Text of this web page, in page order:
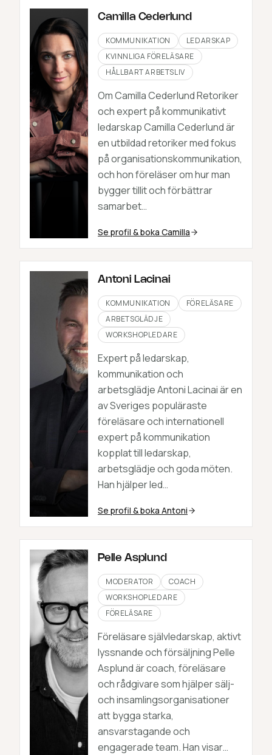
Camilla Cederlund
KOMMUNIKATION
LEDARSKAP
KVINNLIGA FÖRELÄSARE
HÅLLBART ARBETSLIV
Om Camilla Cederlund Retoriker
och expert på kommunikativt
ledarskap Camilla Cederlund är
en utbildad retoriker med fokus
på organisationskommunikation,
och hon föreläser om hur man
bygger tillit och förbättrar
samarbet…
Se profil & boka Camilla
Antoni Lacinai
KOMMUNIKATION
FÖRELÄSARE
ARBETSGLÄDJE
WORKSHOPLEDARE
Expert på ledarskap,
kommunikation och
arbetsglädje Antoni Lacinai är en
av Sveriges populäraste
föreläsare och internationell
expert på kommunikation
kopplat till ledarskap,
arbetsglädje och goda möten.
Han hjälper led…
Se profil & boka Antoni
Pelle Asplund
MODERATOR
COACH
WORKSHOPLEDARE
FÖRELÄSARE
Föreläsare självledarskap, aktivt
lyssnande och försäljning Pelle
Asplund är coach, föreläsare
och rådgivare som hjälper sälj-
och insamlingsorganisationer
att bygga starka,
ansvarstagande och
engagerade team. Han visar…